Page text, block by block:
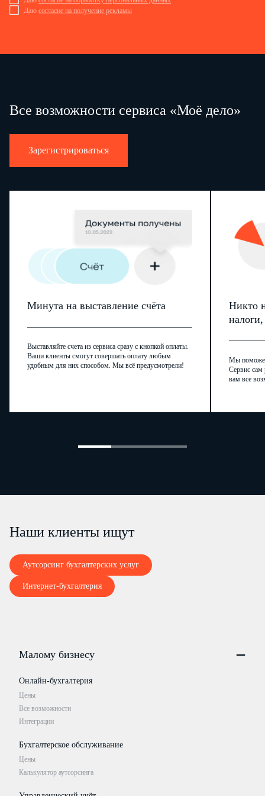
Код по ОКТМО
Даю согласие на получение рекламы
Все возможности сервиса «Моё дело»
Зарегистрироваться
Минута на выставление счёта
Выставляйте счета из сервиса сразу с кнопкой оплаты.
Ваши клиенты смогут совершать оплату любым
удобным для них способом. Мы всё предусмотрели!
Никто
Мы
Сервис сам
вам все
Наши клиенты ищут
Аутсорсинг бухгалтерских услуг
Интернет-бухгалтерия
Малому бизнесу
Онлайн-бухгалтерия
Цены
Все возможности
Интеграции
Бухгалтерское обслуживание
Цены
Калькулятор аутсорсинга